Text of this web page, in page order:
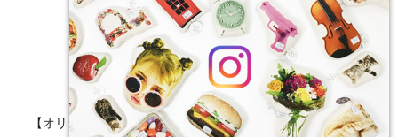
【オリジナル/オーダーメイド/うちの子/クッション/ポーチ】